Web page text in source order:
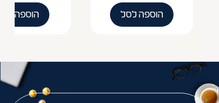
הוספה הוספה לסל